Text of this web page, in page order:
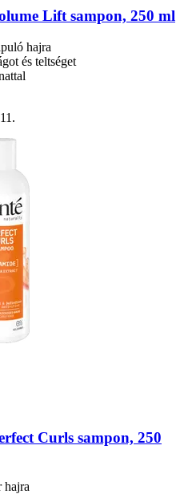
Lift sampon, 250 ml
hajra
és teltséget
Curls sampon, 250
hajra